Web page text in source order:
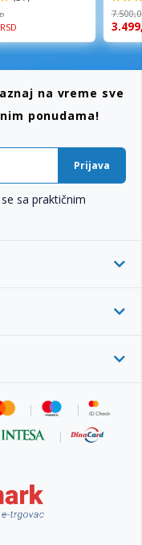
RSD
94%
na vreme sve
ponudama!
Prijava
sa praktičnim